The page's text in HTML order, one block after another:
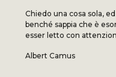
Chiedo una cosa sola,
benché sappia che è
esser letto con
Albert Camus